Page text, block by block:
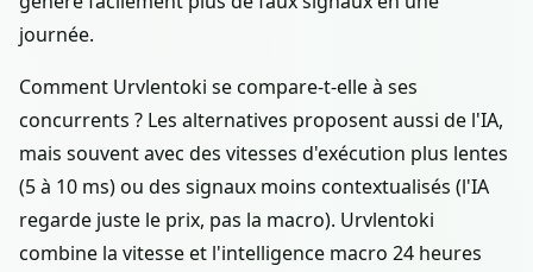
journée.
Comment Urvlentoki se compare-t-elle à ses
concurrents ? Les alternatives proposent aussi de l'IA,
mais souvent avec des vitesses d'exécution plus lentes
(5 à 10 ms) ou des signaux moins contextualisés (l'IA
regarde juste le prix, pas la macro). Urvlentoki
combine la vitesse et l'intelligence macro 24 heures